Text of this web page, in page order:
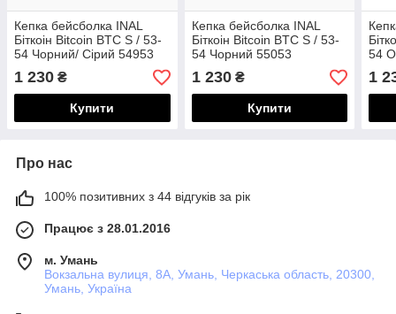
Кепка бейсболка INAL
Біткоін Bitcoin BTC S / 53-
54 Чорний/ Сірий 54953
1 230 ₴
Купити
Кепка бейсболка INAL
Біткоін Bitcoin BTC S / 53-
54 Чорний 55053
1 230₴
Купити
54
1
Про нас
100% позитивних з 44 відгуків за рік
Працює з 28.01.2016
м. Умань
Вокзальна вулиця, 8А, Умань, Черкаська область, 20300,
Умань, Україна